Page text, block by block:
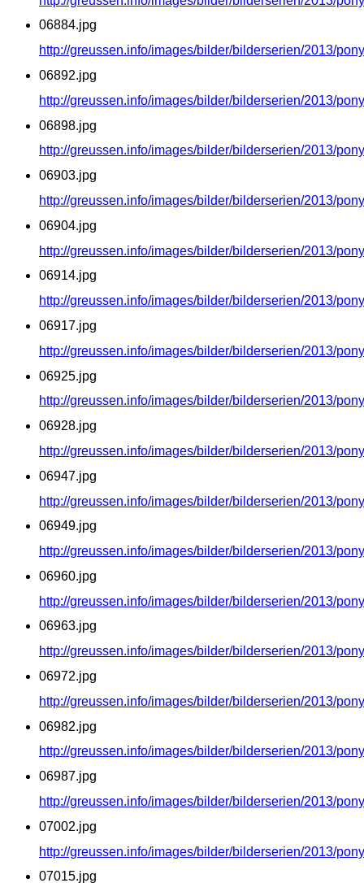
06884.jpg
http://greussen.info/images/bilder/bilderserien/2013/
06892.jpg
http://greussen.info/images/bilder/bilderserien/2013/
06898.jpg
http://greussen.info/images/bilder/bilderserien/2013/
06903.jpg
http://greussen.info/images/bilder/bilderserien/2013/
06904.jpg
http://greussen.info/images/bilder/bilderserien/2013/
06914.jpg
http://greussen.info/images/bilder/bilderserien/2013/
06917.jpg
http://greussen.info/images/bilder/bilderserien/2013/
06925.jpg
http://greussen.info/images/bilder/bilderserien/2013/
06928.jpg
http://greussen.info/images/bilder/bilderserien/2013/
06947.jpg
http://greussen.info/images/bilder/bilderserien/2013/
06949.jpg
http://greussen.info/images/bilder/bilderserien/2013/
06960.jpg
http://greussen.info/images/bilder/bilderserien/2013/
06963.jpg
http://greussen.info/images/bilder/bilderserien/2013/
06972.jpg
http://greussen.info/images/bilder/bilderserien/2013/
06982.jpg
http://greussen.info/images/bilder/bilderserien/2013/
06987.jpg
http://greussen.info/images/bilder/bilderserien/2013/
07002.jpg
http://greussen.info/images/bilder/bilderserien/2013/
07015.jpg